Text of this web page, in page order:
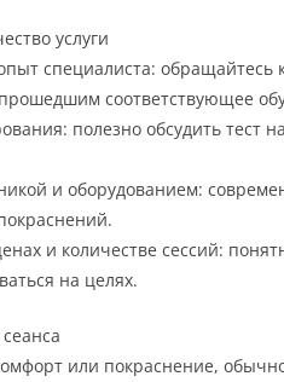
услуги
специалиста: обращайтесь
соответствующее
полезно обсудить тест
и оборудованием:
и количестве сессий:
на целях.
или покраснение,